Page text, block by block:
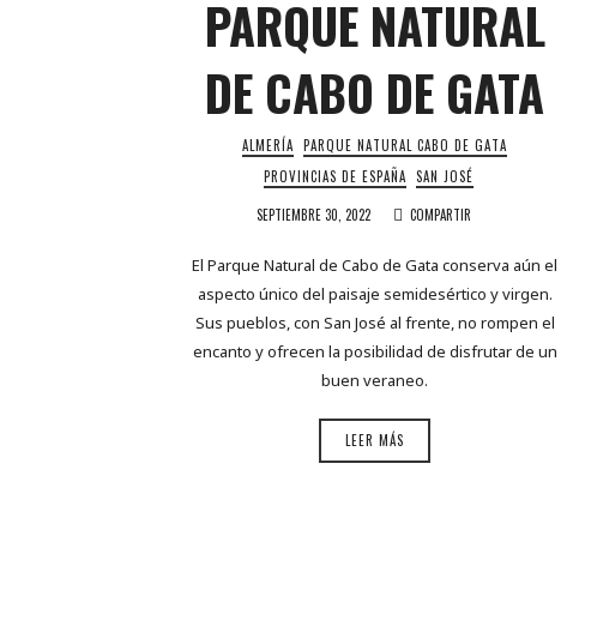
PARQUE NATURAL
DE CABO DE GATA
ALMERÍA PARQUE NATURAL CABO DE GATA
PROVINCIAS DE ESPAÑA SAN JOSÉ
SEPTIEMBRE 30, 2022
COMPARTIR
El Parque Natural de Cabo de Gata conserva aún el
aspecto único del paisaje semidesértico y virgen.
Sus pueblos, con San José al frente, no rompen el
encanto y ofrecen la posibilidad de disfrutar de un
buen veraneo.
LEER MÁS